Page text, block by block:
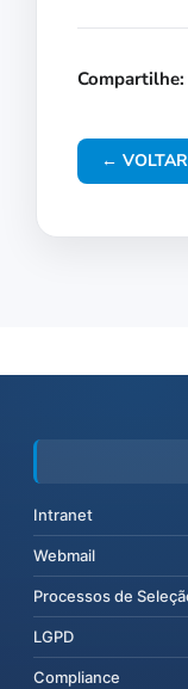
Compartilhe:
←
Intranet
Webmail
Processos de
LGPD
Compliance